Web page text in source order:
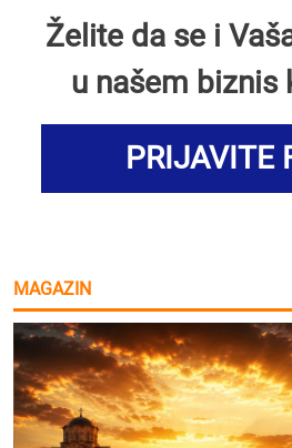
Želite da se i
u našem biznis
PRIJAVITE
MAGAZIN